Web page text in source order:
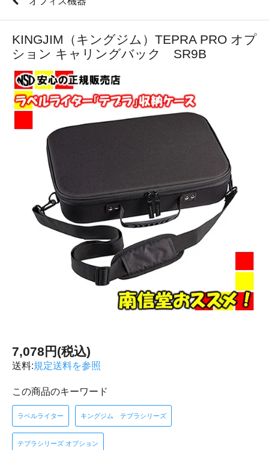
KINGJIM（キングジム）TEPRA PRO オプ
ション キャリングバック SR9B
7,078円(税込)
送料:規定送料を参照
この商品のキーワード
ラベルライター キングジム テプラシリーズ
テプラシリーズ オプション